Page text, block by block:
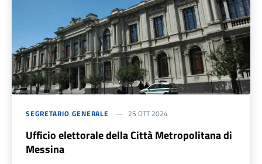
SEGRETARIO GENERALE 25 OTT 2024
Ufficio elettorale della Città Metropolitana di
Messina